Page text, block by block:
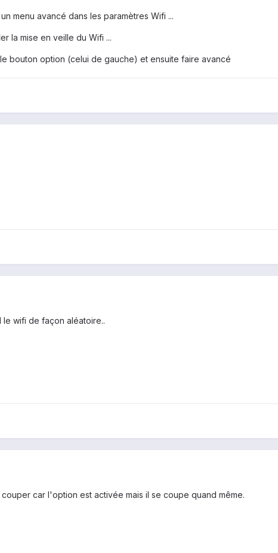
menu avancé dans les paramètres Wifi ...
la mise en veille du Wifi ...
bouton option (celui de gauche) et ensuite faire avancé
wifi de façon aléatoire..
car l'option est activée mais il se coupe quand même.